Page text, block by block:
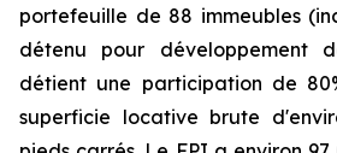
portefeuille de 88 immeubles
détenu pour développement
détient une participation de
superficie locative brute